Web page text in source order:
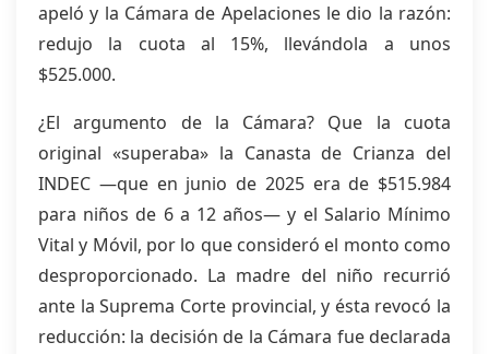
apeló y la Cámara de Apelaciones le dio la razón:
redujo la cuota al 15%, llevándola a unos
$525.000.
¿El argumento de la Cámara? Que la cuota
original «superaba» la Canasta de Crianza del
INDEC —que en junio de 2025 era de $515.984
para niños de 6 a 12 años— y el Salario Mínimo
Vital y Móvil, por lo que consideró el monto como
desproporcionado. La madre del niño recurrió
ante la Suprema Corte provincial, y ésta revocó la
reducción: la decisión de la Cámara fue declarada